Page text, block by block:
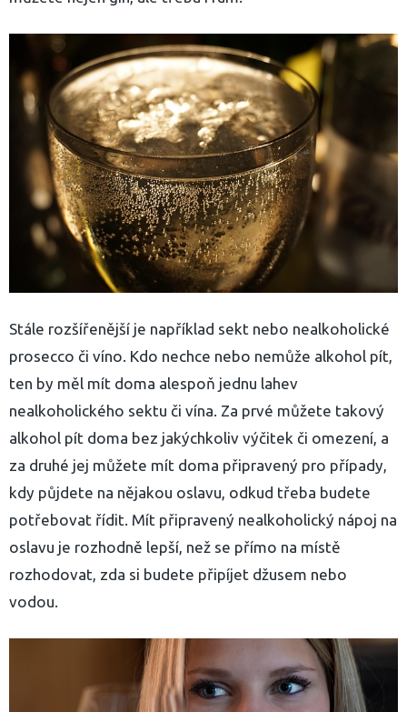
Stále rozšířenější je například sekt nebo nealkoholické
prosecco či víno. Kdo nechce nebo nemůže alkohol pít,
ten by měl mít doma alespoň jednu lahev
nealkoholického sektu či vína. Za prvé můžete takový
alkohol pít doma bez jakýchkoliv výčitek či omezení, a
za druhé jej můžete mít doma připravený pro případy,
kdy půjdete na nějakou oslavu, odkud třeba budete
potřebovat řídit. Mít připravený nealkoholický nápoj na
oslavu je rozhodně lepší, než se přímo na místě
rozhodovat, zda si budete připíjet džusem nebo
vodou.